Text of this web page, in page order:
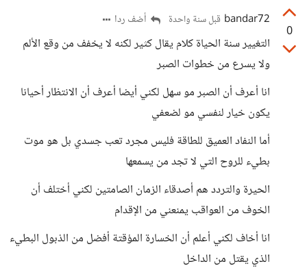
0
bandar72 قبل سنة واحدة أضف ردا
التغيير سنة الحياة كلام يقال كثير لكنه لا يخفف من وقع الألم
ولا يسرع من خطوات الصبر
انا أعرف أن الصبر مو سهل لكني أيضا أعرف أن الانتظار أحيانا
يكون خيار لنفسي مو لضعفي
أما النفاد العميق للطاقة فليس مجرد تعب جسدي بل هو موت
بطيء للروح التي لا تجد من يسمعها
الحيرة والتردد هم أصدقاء الزمان الصامتين لكني أختلف أن
الخوف من العواقب يمنعني من الإقدام
انا أخاف لكني أعلم أن الخسارة المؤقتة أفضل من الذبول البطيء
الذي يقتل من الداخل